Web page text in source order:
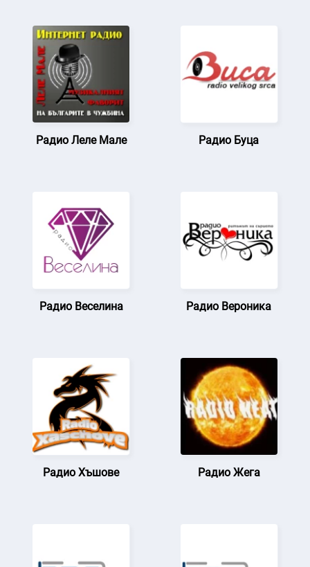
Радио Леле Мале Радио Буца
Радио Веселина Радио Вероника
Радио Хъшове Радио Жега